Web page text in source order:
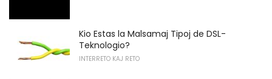
Kio Estas la Malsamaj Tipoj de DSL-
Teknologio?
INTERRETO KAJ RETO